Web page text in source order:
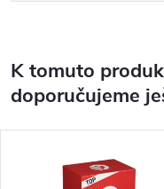
K tomuto
doporučujeme